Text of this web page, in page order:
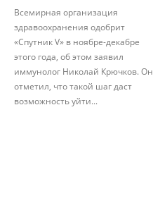
Всемирная организация
здравоохранения одобрит
«Спутник V» в ноябре-декабре
этого года, об этом заявил
иммунолог Николай Крючков. Он
отметил, что такой шаг даст
возможность уйти...